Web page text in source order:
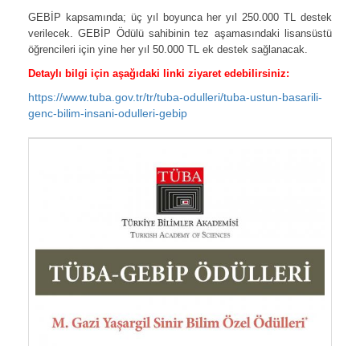
GEBİP kapsamında; üç yıl boyunca her yıl 250.000 TL destek
verilecek. GEBİP Ödülü sahibinin tez aşamasındaki lisansüstü
öğrencileri için yine her yıl 50.000 TL ek destek sağlanacak.
Detaylı bilgi için aşağıdaki linki ziyaret edebilirsiniz:
https://www.tuba.gov.tr/tr/tuba-odulleri/tuba-ustun-basarili-
genc-bilim-insani-odulleri-gebip